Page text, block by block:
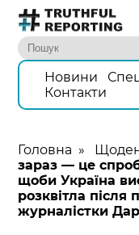
Новини
Контакти
Головна »
зараз — це
щоби Україна
розквітла після
журналістки